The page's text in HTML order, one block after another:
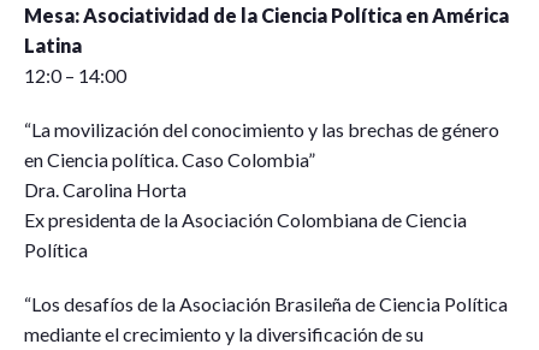
Mesa: Asociatividad de la Ciencia Política en América
Latina
12:0 – 14:00
“La movilización del conocimiento y las brechas de género
en Ciencia política. Caso Colombia”
Dra. Carolina Horta
Ex presidenta de la Asociación Colombiana de Ciencia
Política
“Los desafíos de la Asociación Brasileña de Ciencia Política
mediante el crecimiento y la diversificación de su